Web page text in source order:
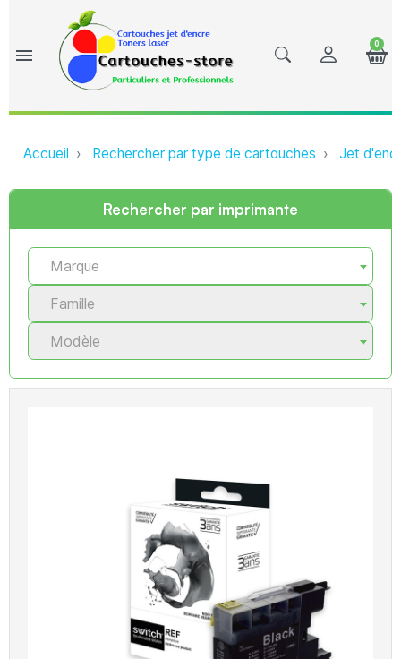
menu
0
Accueil Rechercher par type de cartouches Jet
Rechercher par imprimante
Marque
Famille
Modèle